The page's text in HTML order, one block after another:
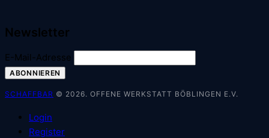
Newsletter
E-Mail-Adresse
SCHAFFBAR © 2026. OFFENE WERKSTATT BÖBLINGEN E.V.
Login
Register